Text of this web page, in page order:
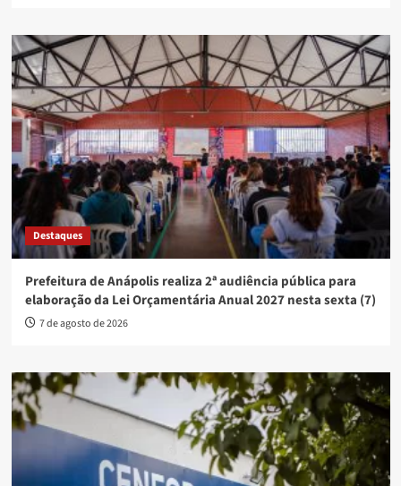
Destaques
Prefeitura de Anápolis realiza 2ª audiência pública para
elaboração da Lei Orçamentária Anual 2027 nesta sexta (7)
7 de agosto de 2026